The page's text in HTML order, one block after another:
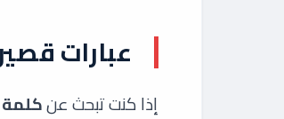
عبارات
إذا كنت تبحث عن